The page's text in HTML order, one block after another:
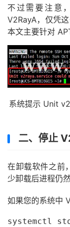
不过需要注意
V2RayA，仅凭
本文主要针对
系统提示 Unit
二、停止
在卸载软件之前
少卸载后进程仍
如果您的系统中
systemctl